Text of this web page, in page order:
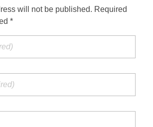
will not be published. Required
*